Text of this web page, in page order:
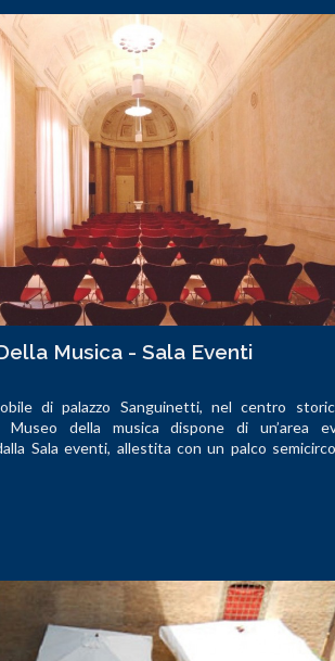
Musica - Sala Eventi
di palazzo Sanguinetti, nel centro
Museo della musica dispone di un’area
Sala eventi, allestita con un palco